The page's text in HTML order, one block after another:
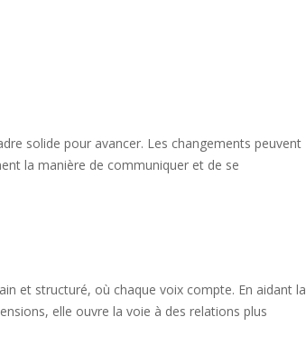
solide pour avancer. Les changements peuvent
la manière de communiquer et de se
et structuré, où chaque voix compte. En aidant la
elle ouvre la voie à des relations plus